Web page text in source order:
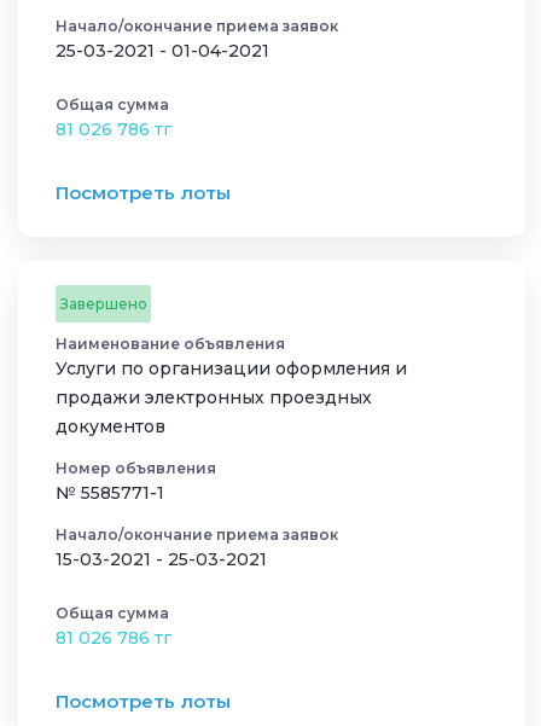
Начало/окончание приема заявок
25-03-2021 - 01-04-2021
Общая сумма
81 026 786 тг
Посмотреть лоты
Завершено
Наименование объявления
Услуги по организации оформления и
продажи электронных проездных
документов
Номер объявления
№ 5585771-1
Начало/окончание приема заявок
15-03-2021 - 25-03-2021
Общая сумма
81 026 786 тг
Посмотреть лоты